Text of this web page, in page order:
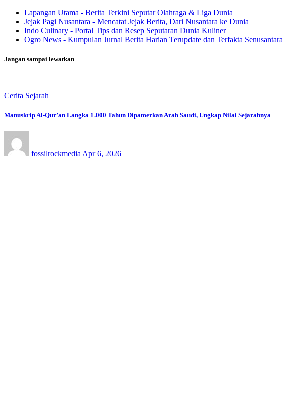
Lapangan Utama - Berita Terkini Seputar Olahraga & Liga Dunia
Jejak Pagi Nusantara - Mencatat Jejak Berita, Dari Nusantara ke Dunia
Indo Culinary - Portal Tips dan Resep Seputaran Dunia Kuliner
Ogro News - Kumpulan Jurnal Berita Harian Terupdate dan Terfakta Senusantara
Jangan sampai lewatkan
Cerita Sejarah
Manuskrip Al-Qur’an Langka 1.000 Tahun Dipamerkan Arab Saudi, Ungkap Nilai Sejarahnya
fossilrockmedia Apr 6, 2026